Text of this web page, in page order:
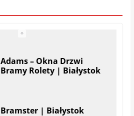
Adams – Okna Drzwi
Bramy Rolety | Białystok
Bramster | Białystok